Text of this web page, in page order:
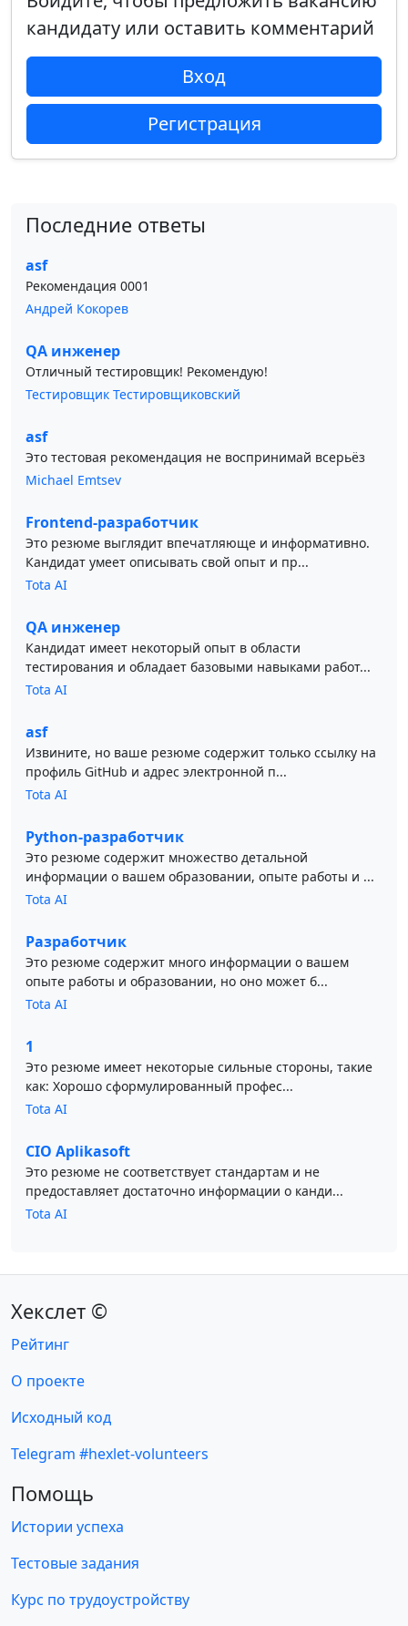
кандидату или оставить комментарий
Вход
Регистрация
Последние ответы
asf
Рекомендация 0001
Андрей Кокорев
QA инженер
Отличный тестировщик! Рекомендую!
Тестировщик Тестировщиковский
asf
Это тестовая рекомендация не воспринимай всерьёз
Michael Emtsev
Frontend-разработчик
Это резюме выглядит впечатляюще и информативно.
Кандидат умеет описывать свой опыт и пр...
Tota AI
QA инженер
Кандидат имеет некоторый опыт в области
тестирования и обладает базовыми навыками работ...
Tota AI
asf
Извините, но ваше резюме содержит только ссылку на
профиль GitHub и адрес электронной п...
Tota AI
Python-разработчик
Это резюме содержит множество детальной
информации о вашем образовании, опыте работы и ...
Tota AI
Разработчик
Это резюме содержит много информации о вашем
опыте работы и образовании, но оно может б...
Tota AI
1
Это резюме имеет некоторые сильные стороны, такие
как: Хорошо сформулированный профес...
Tota AI
CIO Aplikasoft
Это резюме не соответствует стандартам и не
предоставляет достаточно информации о канди...
Tota AI
Хекслет ©
Рейтинг
О проекте
Исходный код
Telegram #hexlet-volunteers
Помощь
Истории успеха
Тестовые задания
Курс по трудоустройству